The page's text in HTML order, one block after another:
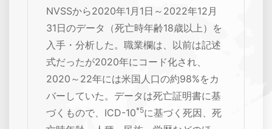
NVSSから2020年1月1日～2022年12月
31日のデータ（死亡時年齢18歳以上）を
入手・分析した。職業欄は、以前は記述
式だったが2020年にコード化され、
2020～22年には米国人口の約98%をカ
バーしていた。データは死亡証明書に基
づくもので、ICD-10*5に基づく死因、死